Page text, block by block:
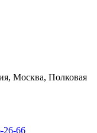
Москва, Полковая
26-66